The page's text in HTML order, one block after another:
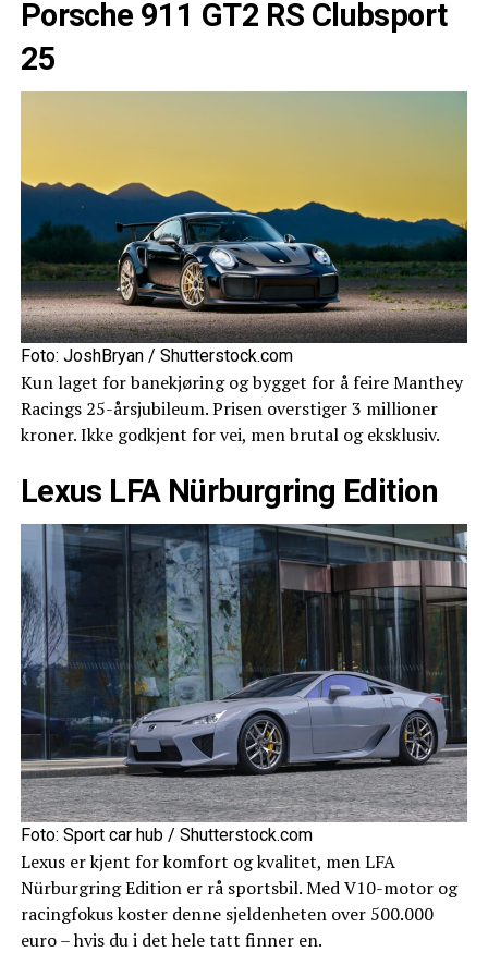
Porsche 911 GT2 RS Clubsport
25
Foto: JoshBryan / Shutterstock.com
Kun laget for banekjøring og bygget for å feire Manthey
Racings 25-årsjubileum. Prisen overstiger 3 millioner
kroner. Ikke godkjent for vei, men brutal og eksklusiv.
Lexus LFA Nürburgring Edition
Foto: Sport car hub / Shutterstock.com
Lexus er kjent for komfort og kvalitet, men LFA
Nürburgring Edition er rå sportsbil. Med V10-motor og
racingfokus koster denne sjeldenheten over 500.000
euro – hvis du i det hele tatt finner en.